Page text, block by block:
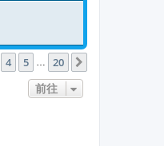
20頁)
4 5 … 20
前往